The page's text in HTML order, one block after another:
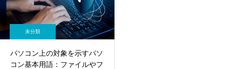
未分類
パソコン上の対象を示すパソ
コン基本用語：ファイルやフ